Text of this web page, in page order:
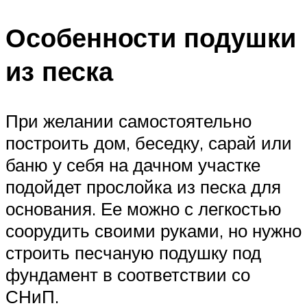
Особенности подушки
из песка
При желании самостоятельно
построить дом, беседку, сарай или
баню у себя на дачном участке
подойдет прослойка из песка для
основания. Ее можно с легкостью
соорудить своими руками, но нужно
строить песчаную подушку под
фундамент в соответствии со
СНиП.